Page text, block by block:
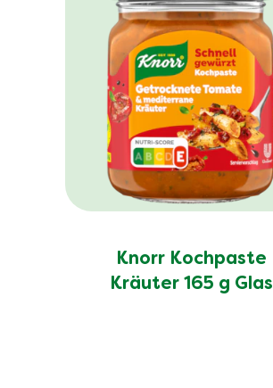
Knorr Kochpaste
Kräuter 165 g Glas